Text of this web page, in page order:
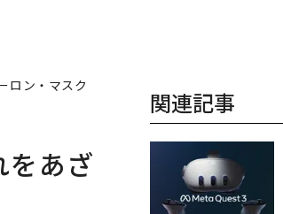
ロン・マスク
をあざ
関連記事